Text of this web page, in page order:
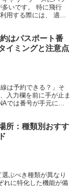
いです。 特に飛行
用する際には、 適切
はパスポート番
イミングと注意点
は予約できる？」そ
入力欄を前に手が止ま
では番号が手元にな
所：種類別おすす
ぶべき種類が異なり
れに特化した機能が備